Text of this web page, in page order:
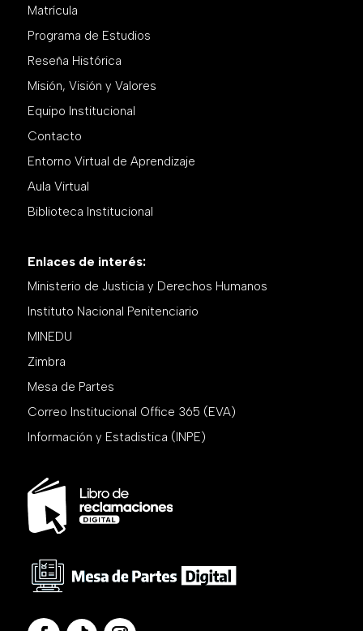
Matrícula
Programa de Estudios
Reseña Histórica
Misión, Visión y Valores
Equipo Institucional
Contacto
Entorno Virtual de Aprendizaje
Aula Virtual
Biblioteca Institucional
Enlaces de interés:
Ministerio de Justicia y Derechos Humanos
Instituto Nacional Penitenciario
MINEDU
Zimbra
Mesa de Partes
Correo Institucional Office 365 (EVA)
Información y Estadistica (INPE)